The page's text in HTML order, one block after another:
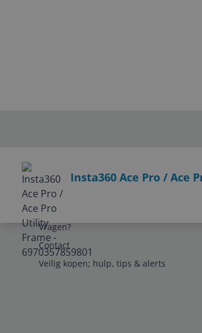
Insta360 Ace Pro / Ace
Service
Vragen?
Contact
Veilig kopen; hulp, tips & alerts